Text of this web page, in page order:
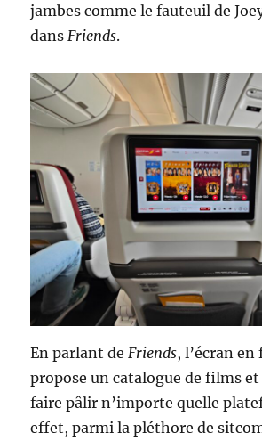
jambes comme le fauteuil de
dans Friends.
En parlant deFriends, l’écran en
propose un catalogue de films et
faire pâlir n’importe quelle
effet, parmi la pléthore de